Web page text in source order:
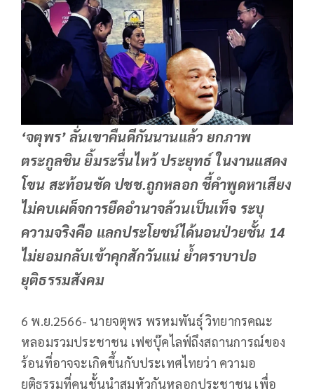
‘จตุพร’ ลั่นเขาคืนดีกันนานแล้ว ยกภาพ
ตระกูลชิน ยิ้มระรื่นไหว้ ประยุทธ์ ในงานแสดง
โขน สะท้อนชัด ปชช.ถูกหลอก ชี้คำพูดหาเสียง
ไม่คบเผด็จการยึดอำนาจล้วนเป็นเท็จ ระบุ
ความจริงคือ แลกประโยชน์ได้นอนป่วยชั้น 14
ไม่ยอมกลับเข้าคุกสักวันแน่ ย้ำตราบาปอ
ยุติธรรมสังคม
6 พ.ย.2566- นายจตุพร พรหมพันธุ์ วิทยากรคณะ
หลอมรวมประชาชน เฟซบุ๊คไลฟ์ถึงสถานการณ์ของ
ร้อนที่อาจจะเกิดขึ้นกับประเทศไทยว่า ความอ
ยุติธรรมที่คนชั้นนำสุมหัวกันหลอกประชาชน เพื่อ